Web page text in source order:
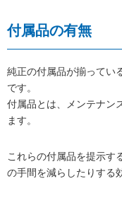
付属品の有無
純正の付属品が揃ってい
です。
付属品とは、メンテナン
ます。
これらの付属品を提示す
の手間を減らしたりする